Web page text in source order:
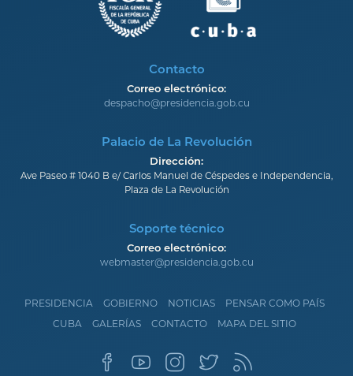
Contacto
Correo electrónico:
despacho@presidencia.gob.cu
Palacio de La Revolución
Dirección:
Ave Paseo # 1040 B e/ Carlos Manuel de Céspedes e Independencia,
Plaza de La Revolución
Soporte técnico
Correo electrónico:
webmaster@presidencia.gob.cu
PRESIDENCIA GOBIERNO NOTICIAS
PENSAR COMO PAÍS
CUBA
GALERÍAS CONTACTO MAPA DEL SITIO